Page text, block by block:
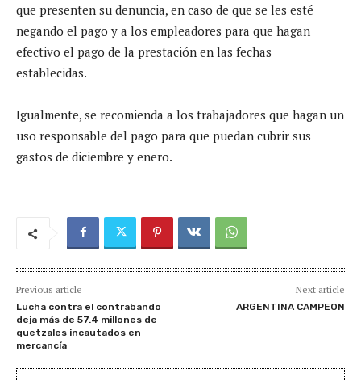
que presenten su denuncia, en caso de que se les esté
negando el pago y a los empleadores para que hagan
efectivo el pago de la prestación en las fechas
establecidas.
Igualmente, se recomienda a los trabajadores que hagan un
uso responsable del pago para que puedan cubrir sus
gastos de diciembre y enero.
Previous article
Lucha contra el contrabando
deja más de 57.4 millones de
quetzales incautados en
mercancía
Next article
ARGENTINA CAMPEON